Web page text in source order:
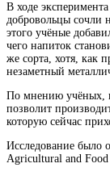
В ходе
добровольцы сочли
этого учёные
чего напиток
же сорта, хотя, как
незаметный
По мнению учёных,
позволит
которую сейчас
Исследование было
Agricultural and Food